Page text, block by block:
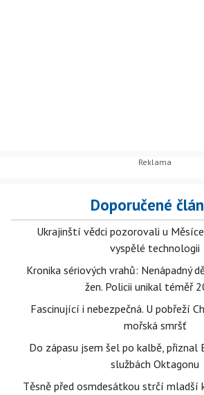
Doporučené
Ukrajinští vědci pozorovali u
vyspělé technologii
Kronika sériových vrahů: Nenápadný
žen. Policii unikal téměř
Fascinující i nebezpečná. U pobřeží
mořská smršť
Do zápasu jsem šel po kalbě, přiznal
službách Oktagonu
Těsně před osmdesátkou strčí mladší